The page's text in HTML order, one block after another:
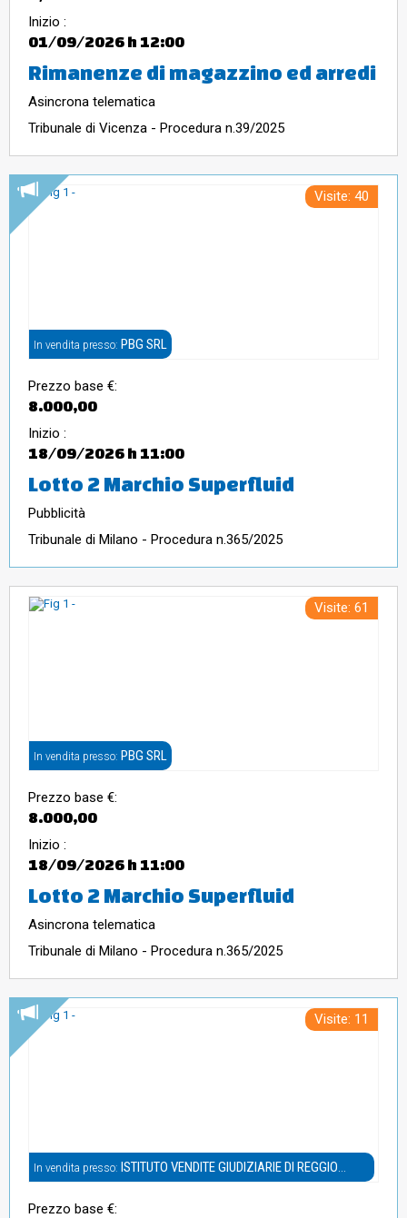
Inizio :
01/09/2026 h 12:00
Rimanenze di magazzino ed arredi
Asincrona telematica
Tribunale di Vicenza - Procedura n.39/2025
In vendita presso: PBG SRL
Visite: 40
Prezzo base €:
8.000,00
Inizio :
18/09/2026 h 11:00
Lotto 2 Marchio Superfluid
Pubblicità
Tribunale di Milano - Procedura n.365/2025
In vendita presso: PBG SRL
Visite: 61
Prezzo base €:
8.000,00
Inizio :
18/09/2026 h 11:00
Lotto 2 Marchio Superfluid
Asincrona telematica
Tribunale di Milano - Procedura n.365/2025
In vendita presso: ISTITUTO VENDITE GIUDIZIARIE DI REGGIO
EMILIA
Visite: 11
Prezzo base €: